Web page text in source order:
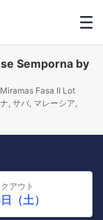
Semporna by
Fasa II Lot
, サバ, マレーシア,
アウト
（土）